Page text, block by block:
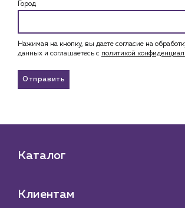
Город
Нажимая на кнопку, вы даете согласие на
данных и соглашаетесь c политикой
Отправить
Каталог
Клиентам